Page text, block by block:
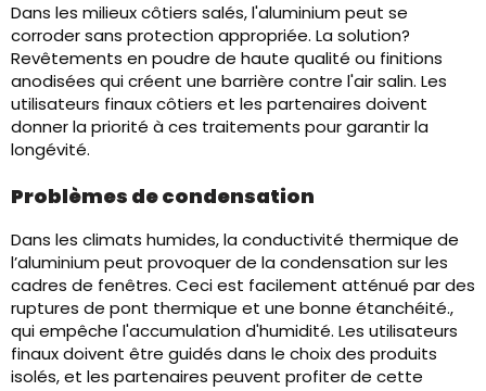
Dans les milieux côtiers salés, l'aluminium peut se
corroder sans protection appropriée. La solution?
Revêtements en poudre de haute qualité ou finitions
anodisées qui créent une barrière contre l'air salin. Les
utilisateurs finaux côtiers et les partenaires doivent
donner la priorité à ces traitements pour garantir la
longévité.
Problèmes de condensation
Dans les climats humides, la conductivité thermique de
l’aluminium peut provoquer de la condensation sur les
cadres de fenêtres. Ceci est facilement atténué par des
ruptures de pont thermique et une bonne étanchéité.,
qui empêche l'accumulation d'humidité. Les utilisateurs
finaux doivent être guidés dans le choix des produits
isolés, et les partenaires peuvent profiter de cette